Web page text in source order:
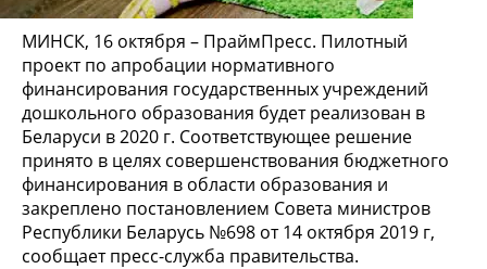
МИНСК, 16 октября – ПраймПресс. Пилотный
проект по апробации нормативного
финансирования государственных учреждений
дошкольного образования будет реализован в
Беларуси в 2020 г. Соответствующее решение
принято в целях совершенствования бюджетного
финансирования в области образования и
закреплено постановлением Совета министров
Республики Беларусь №698 от 14 октября 2019 г,
сообщает пресс-служба правительства.